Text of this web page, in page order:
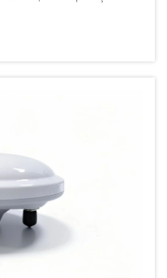
e desenvolvimento de
tendência. Uma antena